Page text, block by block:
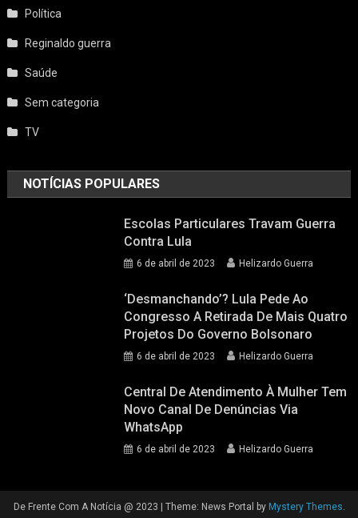
Política
Reginaldo guerra
Saúde
Sem categoria
TV
NOTÍCIAS POPULARES
Escolas Particulares Travam Guerra
Contra Lula
6 de abril de 2023 Helizardo Guerra
‘Desmanchando’? Lula Pede Ao
Congresso A Retirada De Mais Quatro
Projetos Do Governo Bolsonaro
6 de abril de 2023 Helizardo Guerra
Central De Atendimento À Mulher Tem
Novo Canal De Denúncias Via
WhatsApp
6 de abril de 2023 Helizardo Guerra
De Frente Com A Notícia @ 2023 Theme: News Portal by Mystery Themes.